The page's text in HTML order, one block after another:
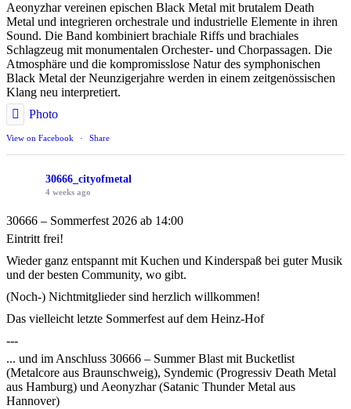
Aeonyzhar vereinen epischen Black Metal mit brutalem Death
Metal und integrieren orchestrale und industrielle Elemente in ihren
Sound. Die Band kombiniert brachiale Riffs und brachiales
Schlagzeug mit monumentalen Orchester- und Chorpassagen. Die
Atmosphäre und die kompromisslose Natur des symphonischen
Black Metal der Neunzigerjahre werden in einem zeitgenössischen
Klang neu interpretiert.
Photo
View on Facebook · Share
30666_cityofmetal
4 weeks ago
30666 – Sommerfest 2026 ab 14:00
Eintritt frei!
Wieder ganz entspannt mit Kuchen und Kinderspaß bei guter Musik
und der besten Community, wo gibt.
(Noch-) Nichtmitglieder sind herzlich willkommen!
Das vielleicht letzte Sommerfest auf dem Heinz-Hof
---
... und im Anschluss 30666 – Summer Blast mit Bucketlist
(Metalcore aus Braunschweig), Syndemic (Progressiv Death Metal
aus Hamburg) und Aeonyzhar (Satanic Thunder Metal aus
Hannover)